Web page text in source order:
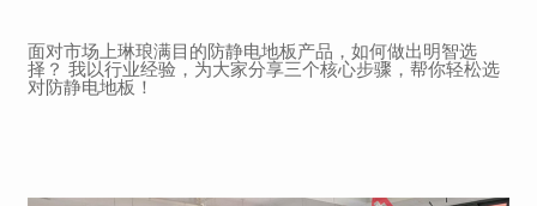
面对市场上琳琅满目的防静电地板产品，如何做出明智选
择？ 我以行业经验，为大家分享三个核心步骤，帮你轻松选
对防静电地板！